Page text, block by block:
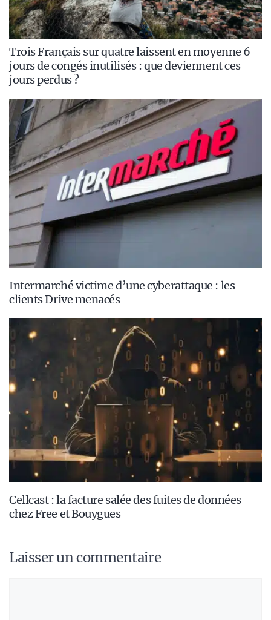
Trois Français sur quatre laissent en moyenne 6
jours de congés inutilisés : que deviennent ces
jours perdus ?
Intermarché victime d’une cyberattaque : les
clients Drive menacés
Cellcast : la facture salée des fuites de données
chez Free et Bouygues
Laisser un commentaire